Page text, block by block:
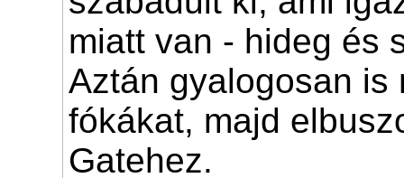
miatt van - hideg és
Aztán gyalogosan is
fókákat, majd
Gatehez.